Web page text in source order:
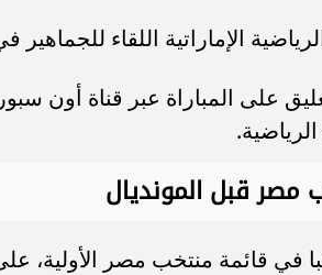
الإماراتية اللقاء
على المباراة عبر قناة أون
قبل المونديال
حسن 27 لاعبا في قائمة منتخب مصر